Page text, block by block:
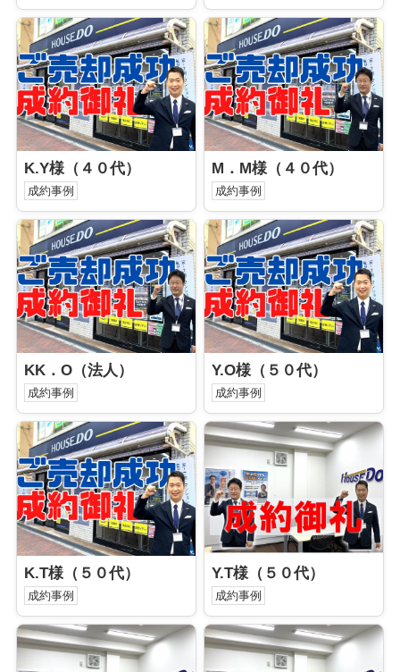
K.Y様（４０代）
成約事例
M．M様（４０代）
成約事例
KK．O（法人）
成約事例
Y.O様（５０代）
成約事例
K.T様（５０代）
成約事例
Y.T様（５０代）
成約事例